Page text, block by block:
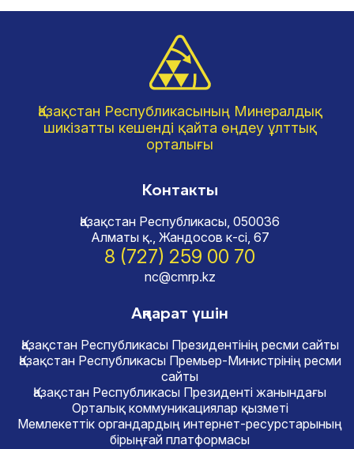
Қазақстан Республикасының Минералдық
шикізатты кешенді қайта өңдеу ұлттық
орталығы
Контакты
Қазақстан Республикасы, 050036
Алматы қ., Жандосов к-сі, 67
8 (727) 259 00 70
nc@cmrp.kz
Ақпарат үшін
Қазақстан Республикасы Президентінің ресми сайты
Қазақстан Республикасы Премьер-Министрінің ресми
сайты
Қазақстан Республикасы Президенті жанындағы
Орталық коммуникациялар қызметі
Мемлекеттік органдардың интернет-ресурстарының
бірыңғай платформасы